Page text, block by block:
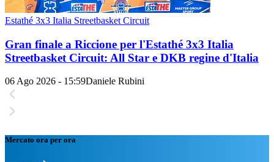
Estathé 3x3 Italia Streetbasket Circuit
Gran finale a Riccione per l'Estathé 3x3 Italia
Streetbasket Circuit: All Star e DKB regine d'Italia
06 Ago 2026 - 15:59Daniele Rubini
Mercato ora per ora